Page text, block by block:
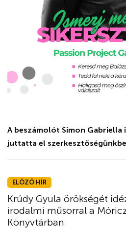
A beszámolót Simon Gabriella
juttatta el
ELŐZŐ HÍR
Krúdy Gyula örökségét
irodalmi műsorral a
Könyvtárban